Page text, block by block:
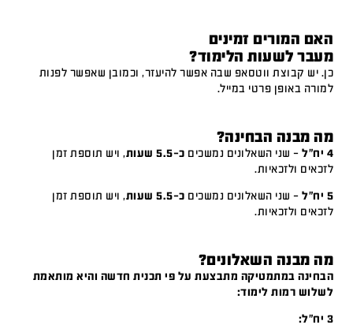
האם המורים זמינים
מעבר לשעות הלימוד?
כן. יש קבוצת ווטסאפ שבה אפשר להיעזר, וכמובן שאפשר לפנות
למורה באופן פרטי במייל.
מה מבנה הבחינה?
4 יח"ל – שני השאלונים נמשכים כ-5.5 שעות
, ויש תוספת זמן
לזכאים ולזכאיות.
5 יח"ל – שני השאלונים נמשכים כ-5.5 שעות
, ויש תוספת זמן
לזכאים ולזכאיות.
מה מבנה השאלונים?
הבחינה במתמטיקה מתבצעת על פי תכנית חדשה והיא מותאמת
לשלוש רמות לימוד:
3 יח”ל: